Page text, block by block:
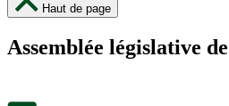
Haut de page
Assemblée législative